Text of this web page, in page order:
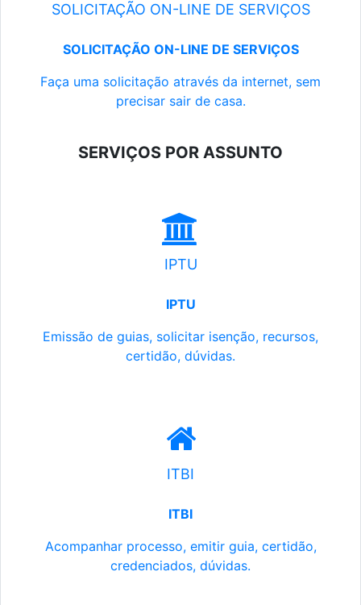
SOLICITAÇÃO ON-LINE DE SERVIÇOS
SOLICITAÇÃO ON-LINE DE SERVIÇOS
Faça uma solicitação através da internet, sem
precisar sair de casa.
SERVIÇOS POR ASSUNTO
IPTU
IPTU
Emissão de guias, solicitar isenção, recursos,
certidão, dúvidas.
ITBI
ITBI
Acompanhar processo, emitir guia, certidão,
credenciados, dúvidas.